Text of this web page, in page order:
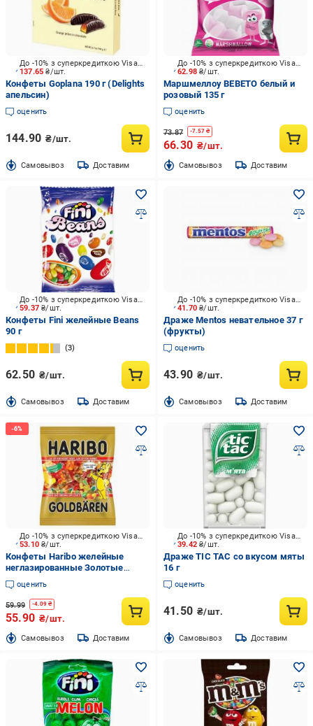
137.65₴/шт.
До -10% з суперкредиткою Visa Вигода
Конфеты Goplana 190 г (Delights
апельсин)
оценить
144.90 ₴/шт.
Cамовывоз Доставим
62.98₴/шт.
До -10% з суперкредиткою Visa Вигода
Маршмеллоу BEBETO белый и
розовый 135 г
оценить
73.87 -7.57₴
66.30 ₴/шт.
Cамовывоз Доставим
59.37₴/шт.
До -10% з суперкредиткою Visa Вигода
Конфеты Fini желейные Beans
90 г
3
62.50 ₴/шт.
Cамовывоз Доставим
41.70₴/шт.
До -10% з суперкредиткою Visa Вигода
Драже Mentos невательное 37 г
(фрукты)
оценить
43.90 ₴/шт.
Cамовывоз Доставим
53.10₴/шт.
До -10% з суперкредиткою Visa Вигода
Конфеты Haribo желейные
неглазированные Золотые
Мишки (9002975308410) 80 г
оценить
59.99 -4.09 ₴
55.90 ₴/шт.
Cамовывоз Доставим
39.42₴/шт.
До -10% з суперкредиткою Visa Вигода
Драже TIC TAC со вкусом мяты
16 г
оценить
41.50 ₴/шт.
Cамовывоз Доставим